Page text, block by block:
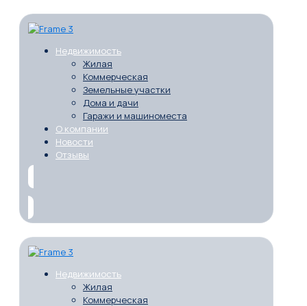
Недвижимость
Жилая
Коммерческая
Земельные участки
Дома и дачи
Гаражи и машиноместа
О компании
Новости
Отзывы
Недвижимость
Жилая
Коммерческая